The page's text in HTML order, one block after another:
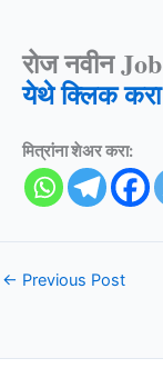
रोज नवीन
येथे क्लिक करा
मित्रांना शेअर करा:
← Previous Post